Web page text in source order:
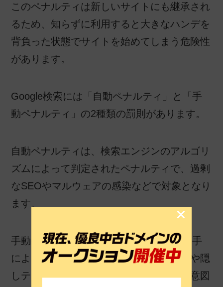
このペナルティは新しいサイトにも継承され
るため、知らずに利用すると大きなハンデを
背負った状態でサイトを始めてしまう危険性
があります。
Google検索には「自動ペナルティ」と「手
動ペナルティ」の2種類の罰則があります。
自動ペナルティは、検索エンジンのアルゴリ
ズムによって判定されたペナルティで、過剰
なSEOやマルウェアの感染などで対象となり
ます。
手動ペナルティは、Googleのスタッフの手
によるペナルティで、多数の不正リンクや隠
しテキストの設置など、検索エンジンを意図